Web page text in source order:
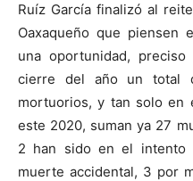
Ruíz García finalizó al
Oaxaqueño que piensen
una oportunidad,
cierre del año un total
mortuorios, y tan solo en
este 2020, suman ya 27
2 han sido en el
muerte accidental, 3 por